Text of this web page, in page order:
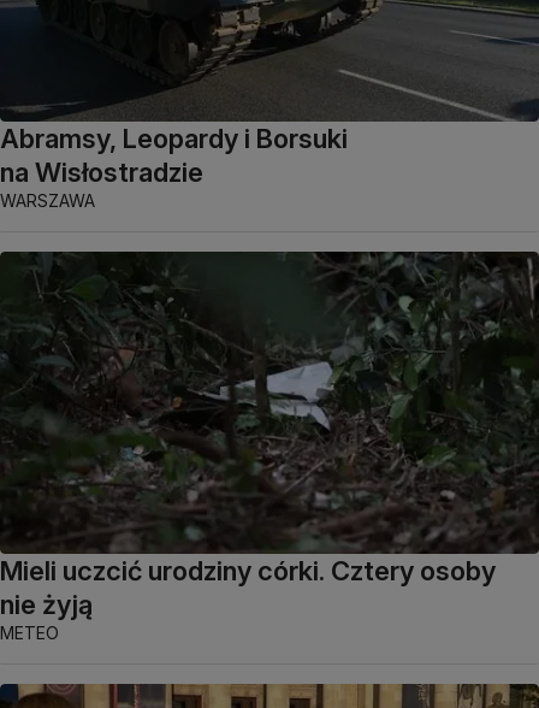
Abramsy, Leopardy i Borsuki
na Wisłostradzie
WARSZAWA
Mieli uczcić urodziny córki. Cztery osoby
nie żyją
METEO